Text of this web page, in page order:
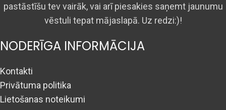
pastāstīšu tev vairāk, vai arī piesakies saņemt jaunumu
vēstuli tepat mājaslapā. Uz redzi:)!
NODERĪGA INFORMĀCIJA
Kontakti
Privātuma politika
Lietošanas noteikumi